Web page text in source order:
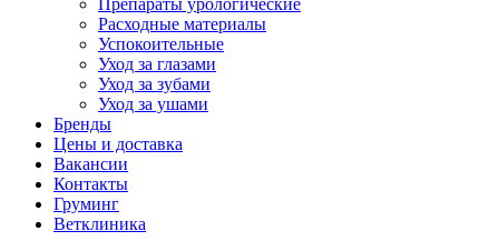
Препараты урологические
Расходные материалы
Успокоительные
Уход за глазами
Уход за зубами
Уход за ушами
Бренды
Цены и доставка
Вакансии
Контакты
Груминг
Ветклиника